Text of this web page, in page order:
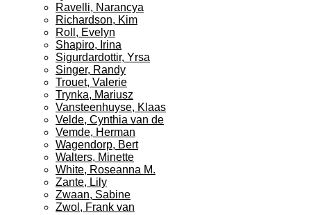
Ravelli, Narancya
Richardson, Kim
Roll, Evelyn
Shapiro, Irina
Sigurdardottir, Yrsa
Singer, Randy
Trouet, Valerie
Trynka, Mariusz
Vansteenhuyse, Klaas
Velde, Cynthia van de
Vemde, Herman
Wagendorp, Bert
Walters, Minette
White, Roseanna M.
Zante, Lily
Zwaan, Sabine
Zwol, Frank van